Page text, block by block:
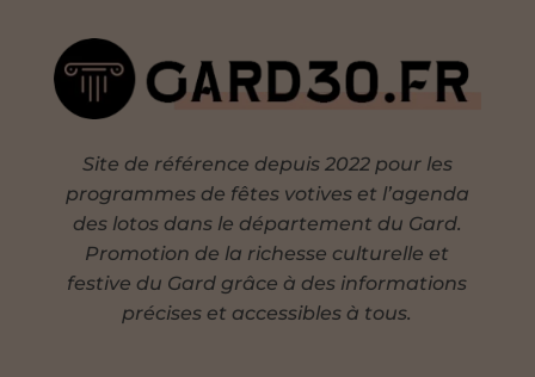
Site de référence depuis 2022 pour les
programmes de fêtes votives et l’agenda
des lotos dans le département du Gard.
Promotion de la richesse culturelle et
festive du Gard grâce à des informations
précises et accessibles à tous.